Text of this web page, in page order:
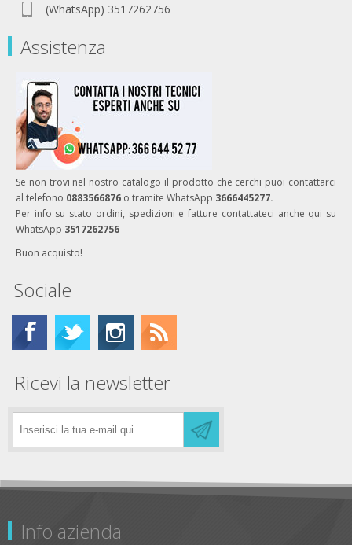
(WhatsApp) 3517262756
Assistenza
Se non trovi nel nostro catalogo il prodotto che cerchi puoi contattarci
al telefono 0883566876 o tramite WhatsApp 3666445277.
Per info su stato ordini, spedizioni e fatture contattateci anche qui su
WhatsApp 3517262756
Buon acquisto!
Sociale
Ricevi la newsletter
Info azienda